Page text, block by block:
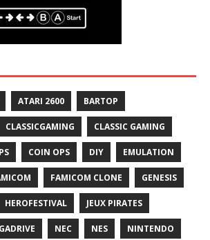
ATARI 2600 BARTOP
CLASSICGAMING CLASSIC GAMING
COIN OPS DIY EMULATION
FAMICOM CLONE GENESIS
HEROFESTIVAL JEUX PIRATES
NEC NES NINTENDO